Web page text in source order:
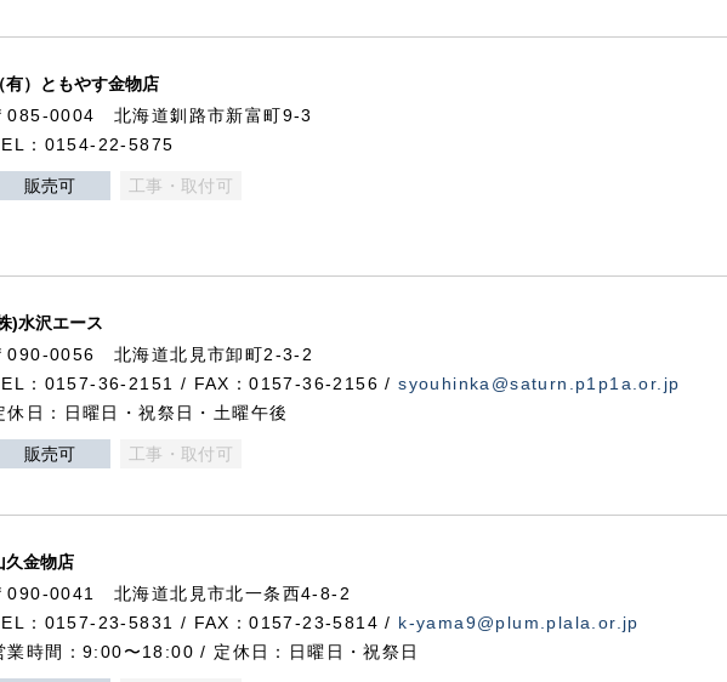
有）ともやす金物店
085-0004 北海道釧路市新富町9-3
：0154-22-5875
販売可 工事・取付可
)水沢エース
090-0056 北海道北見市卸町2-3-2
：0157-36-2151 / FAX：0157-36-2156 /syouhinka@saturn.p1p1a.or.jp
休日：日曜日・祝祭日・土曜午後
販売可 工事・取付可
久金物店
090-0041 北海道北見市北一条西4-8-2
：0157-23-5831 / FAX：0157-23-5814 / k-yama9@plum.plala.or.jp
業時間：9:00〜18:00 / 定休日：日曜日・祝祭日